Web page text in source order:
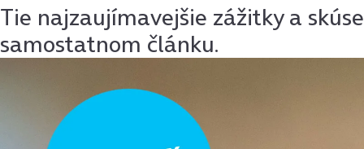
Tie najzaujímavejšie zážitky a
samostatnom článku.